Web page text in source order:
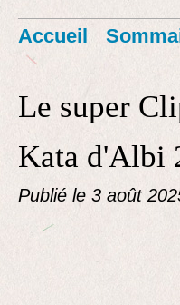
Accueil
Le super
Kata d'Albi
Publié le 3 août